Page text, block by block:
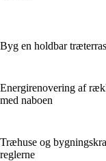
Byg en holdbar
Energirenovering af
med naboen
Træhuse og
reglerne